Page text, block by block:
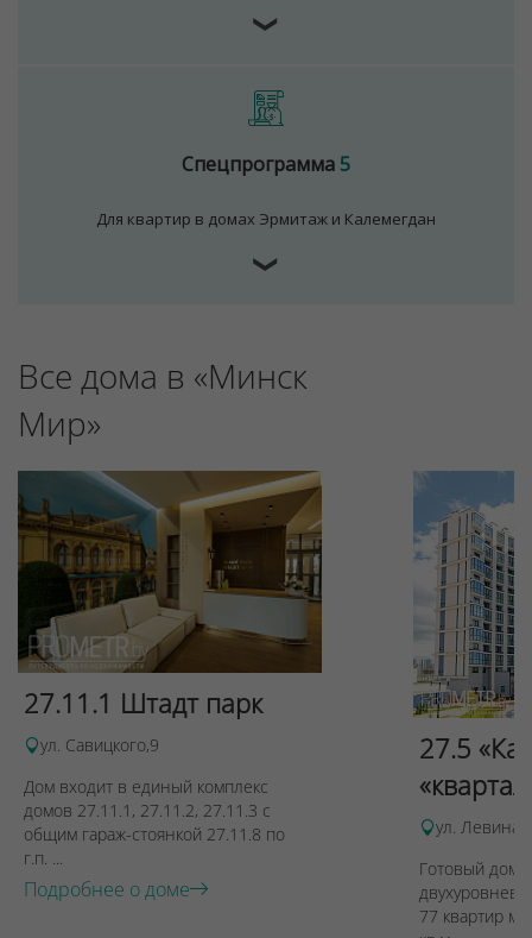
❯
Спецпрограмма5
Для квартир в домах Эрмитаж и Калемегдан
❯
Все дома в «Минск
Мир»
27.11.1 Штадт парк
ул. Савицкого,9
Дом входит в единый комплекс
домов 27.11.1, 27.11.2, 27.11.3 с
общим гараж-стоянкой 27.11.8 по
г.п. ...
Подробнее о доме
27.5
ул. Левина,
Готовый дом
77 квартир
Для обеспечения удобства пользователей сайта
используются cookies